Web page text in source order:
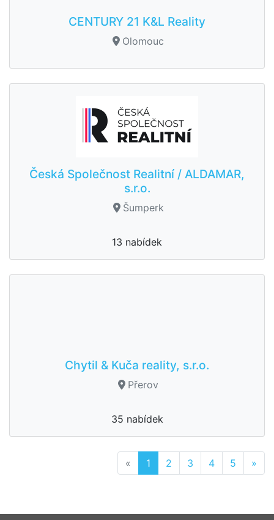
CENTURY 21 K&L Reality
Olomouc
Česká Společnost Realitní / ALDAMAR,
s.r.o.
Šumperk
13 nabídek
Chytil & Kuča reality, s.r.o.
Přerov
35 nabídek
« Previous
1 2 3 4 5 »